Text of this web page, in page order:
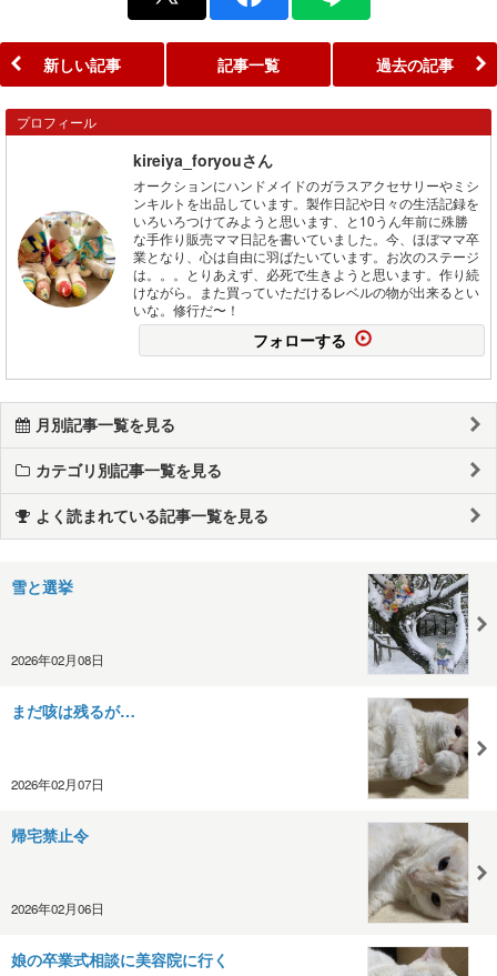
新しい記事 記事一覧 過去の記事
プロフィール
kireiya_foryouさん
オークションにハンドメイドのガラスアクセサリーやミシ
ンキルトを出品しています。製作日記や日々の生活記録を
いろいろつけてみようと思います、と10うん年前に殊勝
な手作り販売ママ日記を書いていました。今、ほぼママ卒
業となり、心は自由に羽ばたいています。お次のステージ
は。。。とりあえず、必死で生きようと思います。作り続
けながら。また買っていただけるレベルの物が出来るとい
いな。修行だ〜！
フォローする
月別記事一覧を見る
カテゴリ別記事一覧を見る
よく読まれている記事一覧を見る
雪と選挙
2026年02月08日
まだ咳は残るが…
2026年02月07日
帰宅禁止令
2026年02月06日
娘の卒業式相談に美容院に行く